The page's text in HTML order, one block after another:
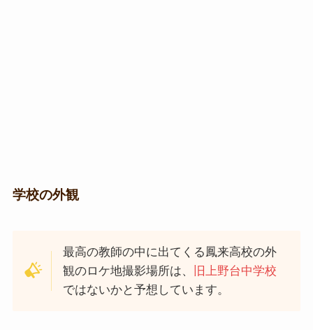
学校の外観
最高の教師の中に出てくる鳳来高校の外
観のロケ地撮影場所は、
旧上野台中学校
ではないかと予想しています。